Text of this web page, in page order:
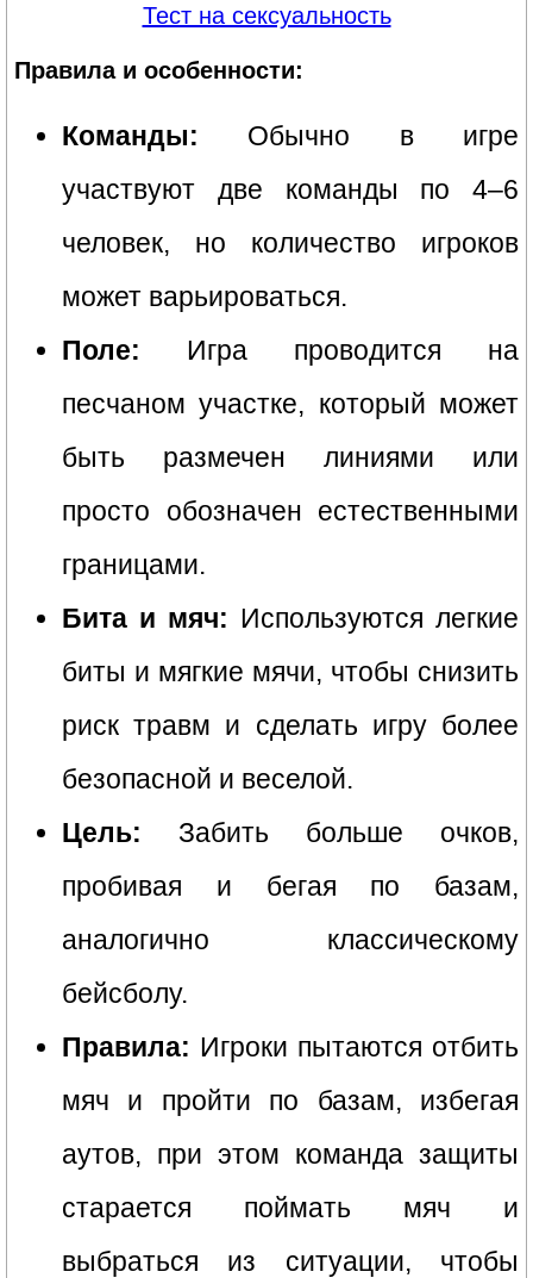
Тест на сексуальность
Правила и особенности:
Команды: Обычно в игре
участвуют две команды по 4–6
человек, но количество игроков
может варьироваться.
Поле: Игра проводится на
песчаном участке, который может
быть размечен линиями или
просто обозначен естественными
границами.
Бита и мяч: Используются легкие
биты и мягкие мячи, чтобы снизить
риск травм и сделать игру более
безопасной и веселой.
Цель: Забить больше очков,
пробивая и бегая по базам,
аналогично классическому
бейсболу.
Правила: Игроки пытаются отбить
мяч и пройти по базам, избегая
аутов, при этом команда защиты
старается поймать мяч и
выбраться из ситуации, чтобы